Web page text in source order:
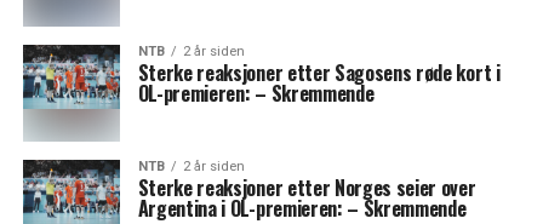
NTB 2 år siden
Sterke reaksjoner etter Sagosens røde kort i
OL-premieren: – Skremmende
NTB 2 år siden
Sterke reaksjoner etter Norges seier over
Argentina i OL-premieren: – Skremmende